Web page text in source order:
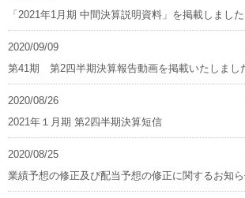
「2021年1月期 中間決算説明資料」を掲載しました
2020/09/09
第41期 第2四半期決算報告動画を掲載いたしまし
2020/08/26
2021年１月期 第2四半期決算短信
2020/08/25
業績予想の修正及び配当予想の修正に関するお知